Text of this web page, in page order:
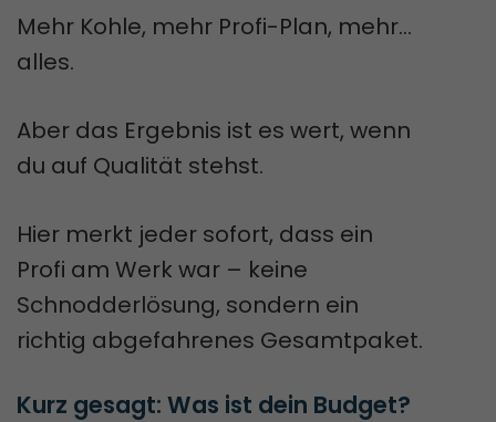
Mehr Kohle, mehr Profi-Plan, mehr…
alles.
Aber das Ergebnis ist es wert, wenn
du auf Qualität stehst.
Hier merkt jeder sofort, dass ein
Profi am Werk war – keine
Schnodderlösung, sondern ein
richtig abgefahrenes Gesamtpaket.
Kurz gesagt: Was ist dein Budget?